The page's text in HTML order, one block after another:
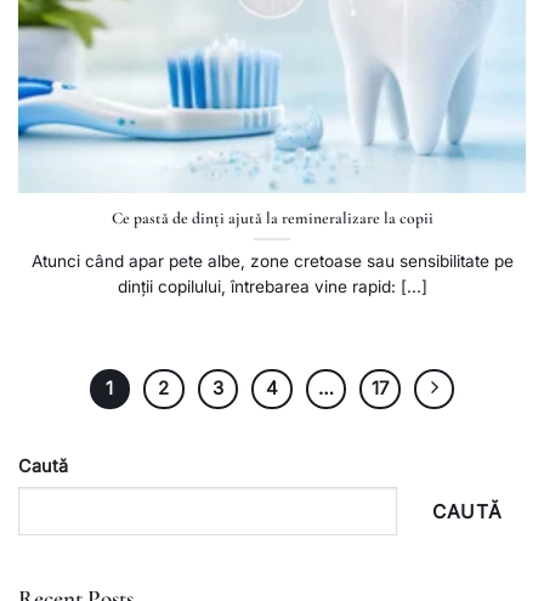
Ce pastă de dinți ajută la remineralizare la copii
Atunci când apar pete albe, zone cretoase sau sensibilitate pe
dinții copilului, întrebarea vine rapid: [...]
1 2 3 4 … 17
Caută
CAUTĂ